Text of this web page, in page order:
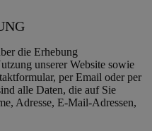
die Erhebung
unserer Website sowie
per Email oder per
alle Daten, die auf Sie
Adresse, E-Mail-Adressen,